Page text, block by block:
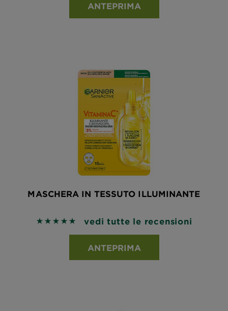
ANTEPRIMA
MASCHERA IN TESSUTO ILLUMINANTE
5 out of 5 stars based on reviews
vedi tutte le recensioni
ANTEPRIMA